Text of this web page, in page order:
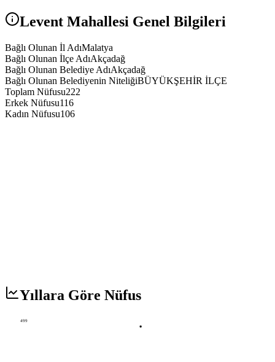
Levent Mahallesi Genel Bilgileri
Bağlı Olunan İl AdıMalatya
Bağlı Olunan İlçe AdıAkçadağ
Bağlı Olunan Belediye AdıAkçadağ
Bağlı Olunan Belediyenin NiteliğiBÜYÜKŞEHİR İLÇE
Toplam Nüfusu222
Erkek Nüfusu116
Kadın Nüfusu106
Yıllara Göre Nüfus
499